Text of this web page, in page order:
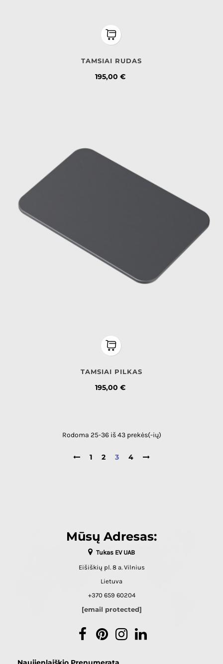
TAMSIAI RUDAS
Kaina
195,00 €
TAMSIAI PILKAS
Kaina
195,00 €
Rodoma 25-36 iš 43 prekės(-ių)
1 2 3 4
Mūsų Adresas:
Tukas EV UAB
Eišiškių pl. 8 a. Vilnius
Lietuva
+370 659 60204
[email protected]
FacebookPinterestInstagram